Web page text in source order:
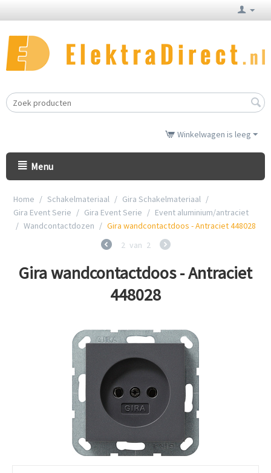
Winkelwagen is leeg
Menu
Home / Schakelmateriaal / Gira Schakelmateriaal /
Gira Event Serie / Gira Event Serie / Event aluminium/antraciet
/ Wandcontactdozen / Gira wandcontactdoos - Antraciet 448028
2 van 2
Gira wandcontactdoos - Antraciet
448028